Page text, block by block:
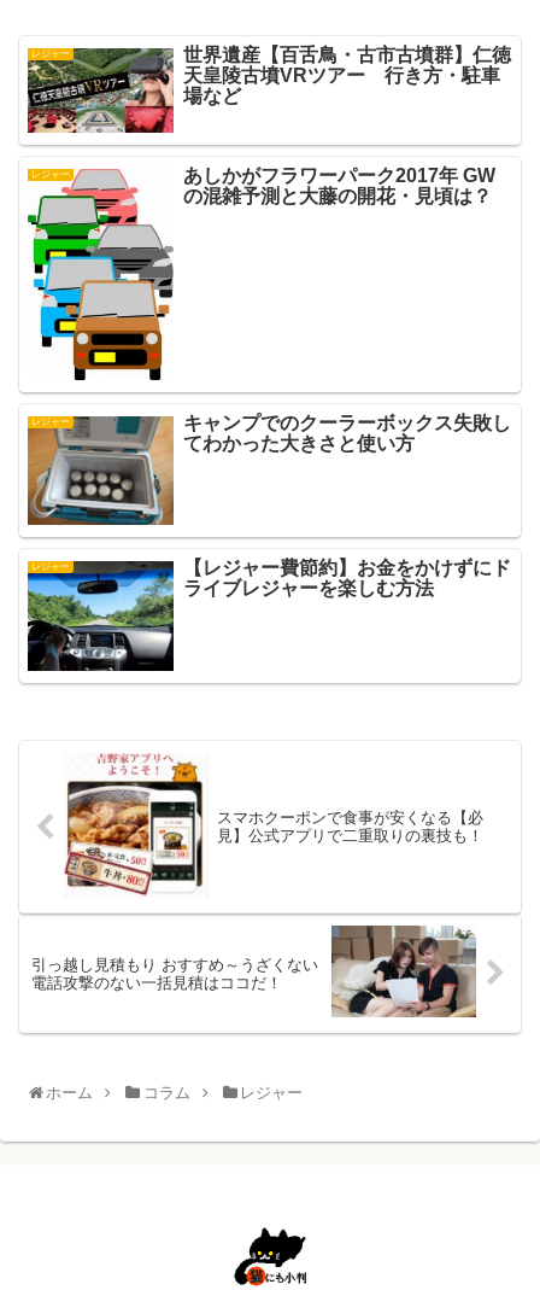
レジャー
世界遺産【百舌鳥・古市古墳群】仁徳
天皇陵古墳VRツアー 行き方・駐車
場など
レジャー
あしかがフラワーパーク2017年 GW
の混雑予測と大藤の開花・見頃は？
レジャー
キャンプでのクーラーボックス失敗し
てわかった大きさと使い方
レジャー
【レジャー費節約】お金をかけずにド
ライブレジャーを楽しむ方法
スマホクーポンで食事が安くなる【必
見】公式アプリで二重取りの裏技も！
引っ越し見積もり おすすめ～うざくない
電話攻撃のない一括見積はココだ！
ホーム コラム レジャー